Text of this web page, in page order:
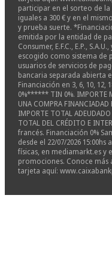
participar en el sorteo de
iguales a 300 € y en el
y prueba suerte.
emitida por la entidad de
Consumer, E.F.C., E.P.,
escogido como sistema de
usuarios de servicios de
bancaria separada abierta
Financiación en 3, 6, 10, 12,
0%****** TIN 0%. IMPORTE
UNA COMPRA FINANCIADAD
IMPORTE TOTAL
TOTAL DEL CRÉDITO E
francés. Financiación 0%
desde el 22/07/2026 15:00hs
físicas, en mediamarkt.es y
promociones. Conoce más
tarjeta aquí: